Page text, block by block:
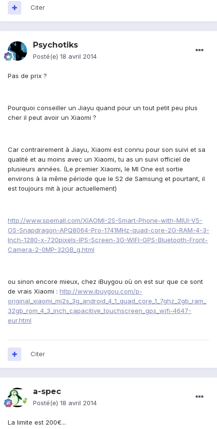
Citer
Psychotiks
Posté(e) 18 avril 2014
Pas de prix ?
Pourquoi conseiller un Jiayu quand pour un tout petit peu plus
cher il peut avoir un Xiaomi ?
Car contrairement à Jiayu, Xiaomi est connu pour son suivi et sa
qualité et au moins avec un Xiaomi, tu as un suivi officiel de
plusieurs années. (Le premier Xiaomi, le MI One est sortie
environs à la même période que le S2 de Samsung et pourtant, il
est toujours mit à jour actuellement)
http://www.spemall.com/XIAOMI-2S-Smart-Phone-with-MIUI-V5-
OS-Snapdragon-APQ8064-Pro-1741MHz-quad-core-2G-RAM-4-3-
Inch-1280-x-720pixels-IPS-Screen-3G-WIFI-GPS-Bluetooth-Front-
Camera-2-0MP-32GB_g.html
ou sinon encore mieux, chez iBuygou où on est sur que ce sont
de vrais Xiaomi : http://www.ibuygou.com/p-
original_xiaomi_mi2s_3g_android_4_1_quad_core_1_7ghz_2gb_ram_
32gb_rom_4_3_inch_capacitive_touchscreen_gps_wifi-4647-
eur.html
Citer
a-spec
Posté(e) 18 avril 2014
La limite est 200€...